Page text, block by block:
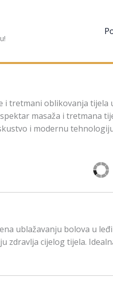
i tretmani oblikovanja tijela
masaža i tretmana
i modernu
ublažavanju bolova u
zdravlja cijelog tijela.